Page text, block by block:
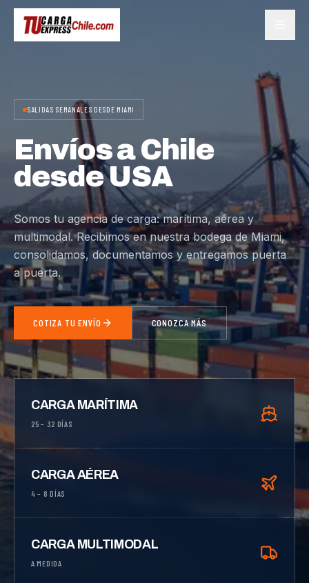
SALIDAS SEMANALES DESDE MIAMI
Envíos a Chile
desde USA
Somos tu agencia de carga: marítima, aérea y
multimodal. Recibimos en nuestra bodega de Miami,
consolidamos, documentamos y entregamos puerta
a puerta.
COTIZA TU ENVÍO CONOZCA MÁS
CARGA MARÍTIMA
25 – 32 DÍAS
CARGA AÉREA
4 – 8 DÍAS
CARGA MULTIMODAL
A MEDIDA